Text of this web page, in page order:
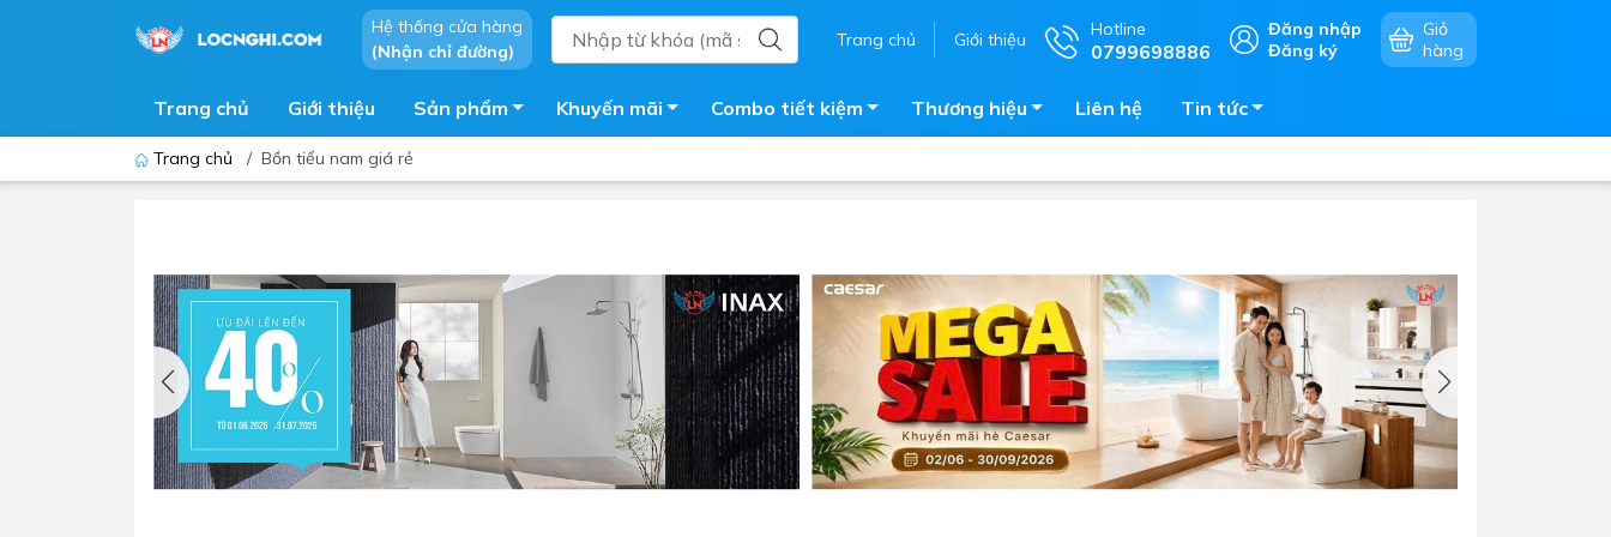
Hệ thống cửa hàng
(Nhận chỉ đường)
Trang chủ Giới thiệu Hotline
0799698886
Đăng nhập
Đăng ký
Giỏ
hàng
Trang chủ Giới thiệu Sản phẩm
Thiết bị nhà tiểu
Lavabo - Chậu rửa mặt
Vòi lavabo
Vòi chậu - vòi hồ - vòi gắn tường
Máy sấy tay
Lavabo tủ - Lavabo kính
Phòng tắm kính
Sen tắm đứng
Vòi sen tắm
Máy tắm nước nóng điện
Phụ kiện nhà tắm
Chậu giặt
Máy nước nóng năng lượng mặt
Bồn bảo ôn
Bồn nhựa tự hoại
Máy bơm tăng áp
Vòi pha nóng lạnh
Bếp điện - bếp từ âm bàn
Vòi chậu rửa chén
Bếp gas âm bàn
Máy hút khói - hút mùi
Lò vi sóng - lò nướng - lò hấp
Phụ kiện nhà bếp
Khuyến mãi Combo tiết kiệm Thương hiệu Liên hệ Tin tức
Trang chủ / Bồn tiểu nam giá rẻ